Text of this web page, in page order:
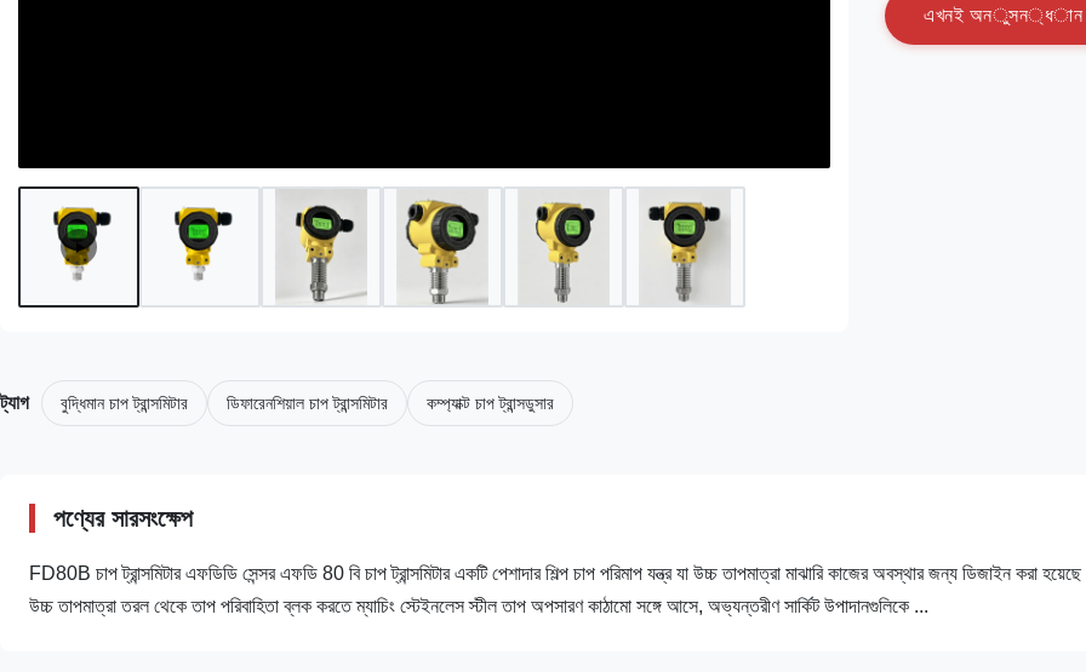
এখনই অনুসন্ধান
ট্যাগ বুদ্ধিমান চাপ ট্রান্সমিটার ডিফারেনশিয়াল চাপ ট্রান্সমিটার কম্প্যাক্ট চাপ ট্রান্সডুসার
পণ্যের সারসংক্ষেপ
FD80B চাপ ট্রান্সমিটার এফডিডি সেন্সর এফডি 80 বি চাপ ট্রান্সমিটার একটি পেশাদার শিল্প চাপ পরিমাপ যন্ত্র যা উচ্চ তাপমাত্রা মাঝারি কাজের অবস্থার জন্য ডিজাইন করা
উচ্চ তাপমাত্রা তরল থেকে তাপ পরিবাহিতা ব্লক করতে ম্যাচিং স্টেইনলেস স্টীল তাপ অপসারণ কাঠামো সঙ্গে আসে, অভ্যন্তরীণ সার্কিট উপাদানগুলিকে ...